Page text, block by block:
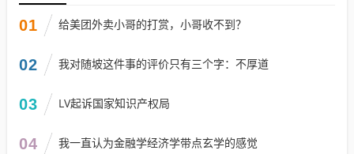
01 给美团外卖小哥的打赏，小哥收不到？
02 我对随坡这件事的评价只有三个字：不厚道
03 LV起诉国家知识产权局
04 我一直认为金融学经济学带点玄学的感觉